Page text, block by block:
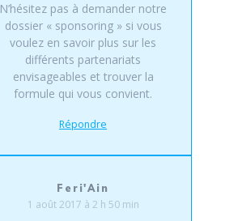
N’hésitez pas à demander notre
dossier « sponsoring » si vous
voulez en savoir plus sur les
différents partenariats
envisageables et trouver la
formule qui vous convient.
Répondre
Feri'Ain
1 août 2017 à 2 h 50 min